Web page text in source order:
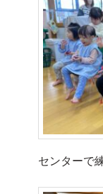
センターで